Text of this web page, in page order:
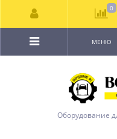
Оборудование
МЕНЮ
0